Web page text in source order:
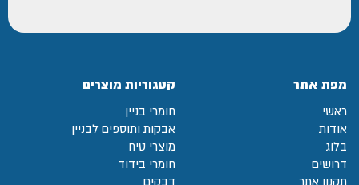
מפת אתר
ראשי
אודות
בלוג
דרושים
תקנון אתר
קטגוריות מוצרים
חומרי בניין
אבקות ותוספים לבניין
מוצרי טיח
חומרי בידוד
דבקים